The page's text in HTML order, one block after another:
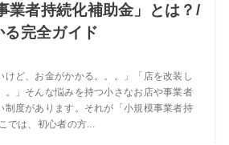
業者持続化補助金」とは？/
完全ガイド
けど、お金がかかる。。。」「店を改装し
。」そんな悩みを持つ小さなお店や事業者
制度があります。それが「小規模事業者持
では、初心者の方...